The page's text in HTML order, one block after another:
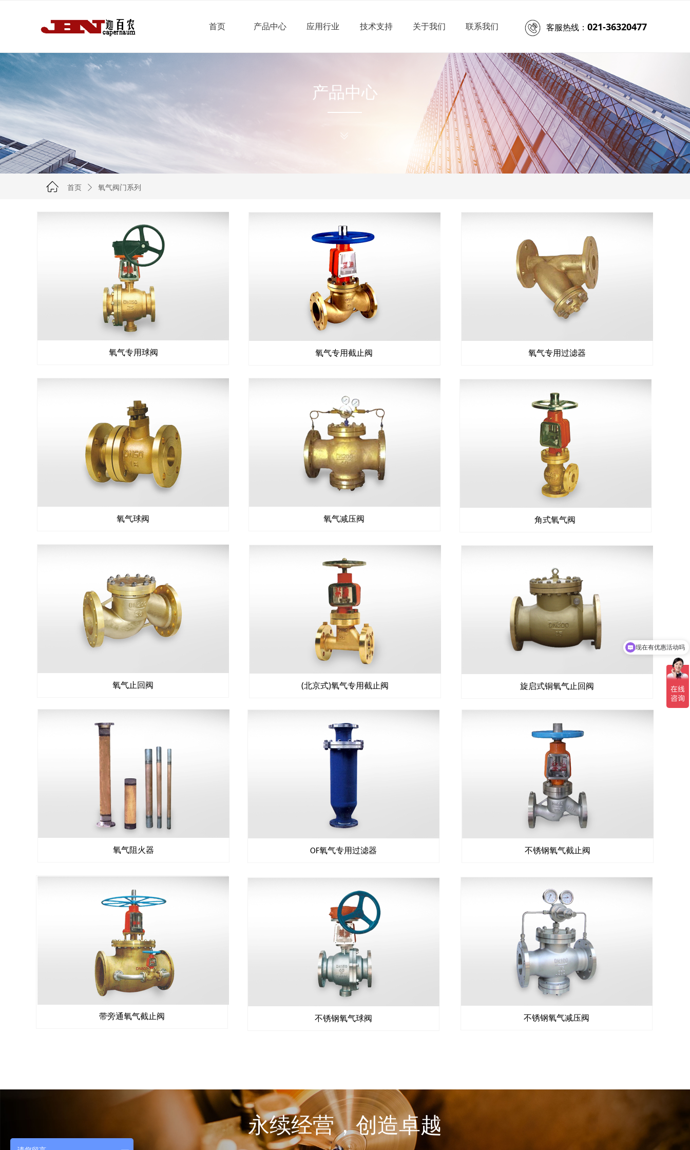
客服热线： 021-36320477
首页 产品中心 应用行业 技术支持 关于我们 联系我们
产品中心
ꀇ 首页 ꄲ 氧气阀门系列
氧气专用球阀
氧气减压阀
氧气专用过滤器
氧气球阀
氧气专用截止阀
角式氧气阀
氧气止回阀 (北京式)氧气专用截止阀 旋启式铜氧气止回阀
氧气阻火器 OF氧气专用过滤器 不锈钢氧气截止阀
带旁通氧气截止阀 不锈钢氧气球阀 不锈钢氧气减压阀
永续经营，创造卓越
现在有优惠活动吗